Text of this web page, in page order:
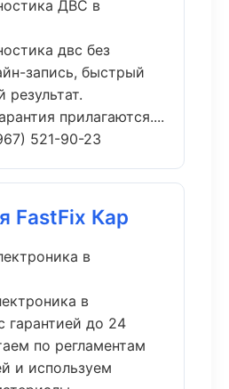
ДВС в
двс без
запись, быстрый
результат.
прилагаются....
521-90-23
FastFix Кар
в
в
гарантией до 24
по регламентам
и используем